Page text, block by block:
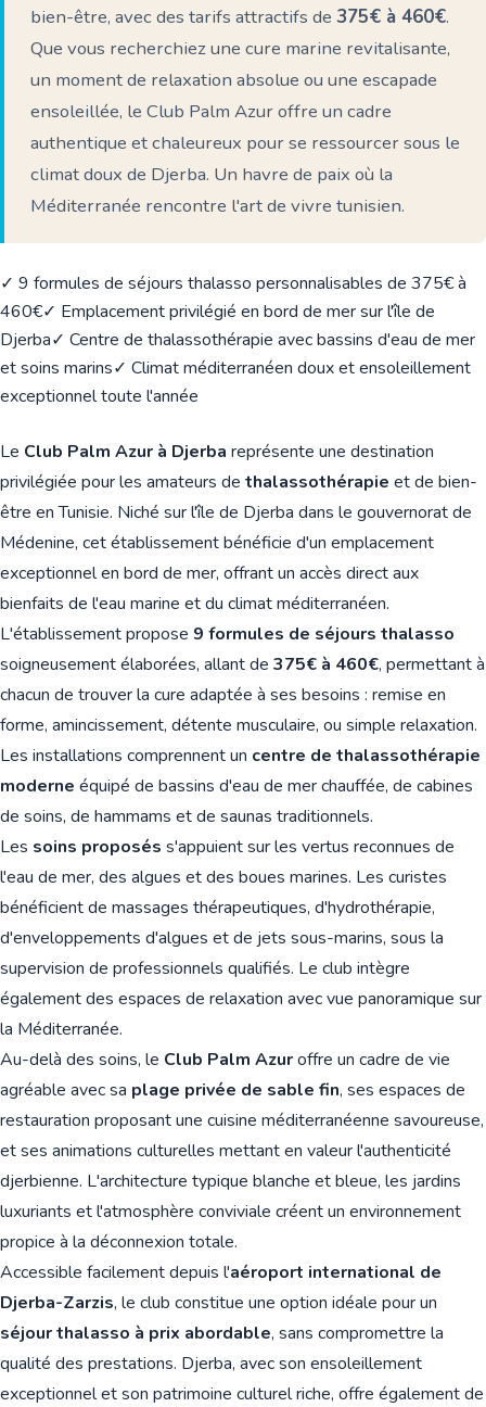
bien-être, avec des tarifs attractifs de 375€ à 460€.
Que vous recherchiez une cure marine revitalisante,
un moment de relaxation absolue ou une escapade
ensoleillée, le Club Palm Azur offre un cadre
authentique et chaleureux pour se ressourcer sous le
climat doux de Djerba. Un havre de paix où la
Méditerranée rencontre l'art de vivre tunisien.
✓ 9 formules de séjours thalasso personnalisables de 375€ à
460€✓ Emplacement privilégié en bord de mer sur l'île de
Djerba✓ Centre de thalassothérapie avec bassins d'eau de mer
et soins marins✓ Climat méditerranéen doux et ensoleillement
exceptionnel toute l'année
Le Club Palm Azur à Djerba représente une destination
privilégiée pour les amateurs de thalassothérapie et de bien-
être en Tunisie. Niché sur l'île de Djerba dans le gouvernorat de
Médenine, cet établissement bénéficie d'un emplacement
exceptionnel en bord de mer, offrant un accès direct aux
bienfaits de l'eau marine et du climat méditerranéen.
L'établissement propose 9 formules de séjours thalasso
soigneusement élaborées, allant de 375€ à 460€, permettant à
chacun de trouver la cure adaptée à ses besoins : remise en
forme, amincissement, détente musculaire, ou simple relaxation.
Les installations comprennent un centre de thalassothérapie
moderne équipé de bassins d'eau de mer chauffée, de cabines
de soins, de hammams et de saunas traditionnels.
Les soins proposés s'appuient sur les vertus reconnues de
l'eau de mer, des algues et des boues marines. Les curistes
bénéficient de massages thérapeutiques, d'hydrothérapie,
d'enveloppements d'algues et de jets sous-marins, sous la
supervision de professionnels qualifiés. Le club intègre
également des espaces de relaxation avec vue panoramique sur
la Méditerranée.
Au-delà des soins, le Club Palm Azuroffre un cadre de vie
agréable avec sa plage privée de sable fin, ses espaces de
restauration proposant une cuisine méditerranéenne savoureuse,
et ses animations culturelles mettant en valeur l'authenticité
djerbienne. L'architecture typique blanche et bleue, les jardins
luxuriants et l'atmosphère conviviale créent un environnement
propice à la déconnexion totale.
Accessible facilement depuis l'aéroport international de
Djerba-Zarzis, le club constitue une option idéale pour un
séjour thalasso à prix abordable, sans compromettre la
qualité des prestations. Djerba, avec son ensoleillement
exceptionnel et son patrimoine culturel riche, offre également de